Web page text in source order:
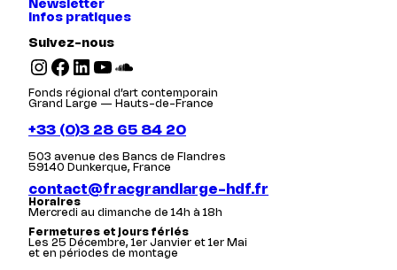
Newsletter
Infos pratiques
Suivez-nous
Instagram Facebook LinkedIn YouTube SoundCloud
Fonds régional d’art contemporain
Grand Large — Hauts-de-France
+33 (0)3 28 65 84 20
503 avenue des Bancs de Flandres
59140 Dunkerque, France
contact@fracgrandlarge-hdf.fr
Horaires
Mercredi au dimanche de 14h à 18h
Fermetures et jours fériés
Les 25 Décembre, 1er Janvier et 1er Mai
et en périodes de montage